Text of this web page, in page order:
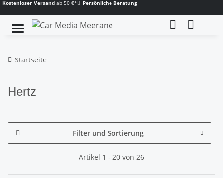
Kostenloser Versand ab 50 €* Persönliche Beratung
Startseite
Hertz
Filter und Sortierung
Artikel 1 - 20 von 26